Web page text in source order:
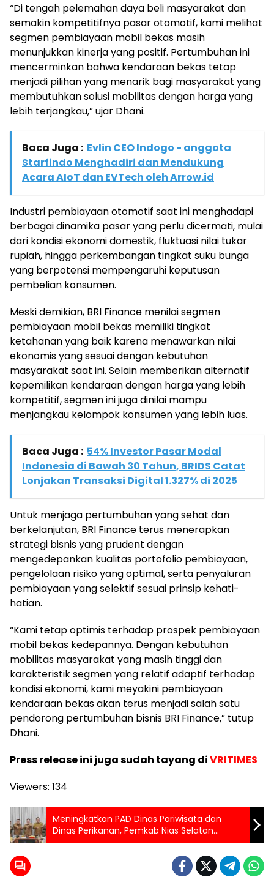
“Di tengah pelemahan daya beli masyarakat dan
semakin kompetitifnya pasar otomotif, kami melihat
segmen pembiayaan mobil bekas masih
menunjukkan kinerja yang positif. Pertumbuhan ini
mencerminkan bahwa kendaraan bekas tetap
menjadi pilihan yang menarik bagi masyarakat yang
membutuhkan solusi mobilitas dengan harga yang
lebih terjangkau,” ujar Dhani.
Baca Juga : Evlin CEO Indogo - anggota
Starfindo Menghadiri dan Mendukung
Acara AIoT dan EVTech oleh Arrow.id
Industri pembiayaan otomotif saat ini menghadapi
berbagai dinamika pasar yang perlu dicermati, mulai
dari kondisi ekonomi domestik, fluktuasi nilai tukar
rupiah, hingga perkembangan tingkat suku bunga
yang berpotensi mempengaruhi keputusan
pembelian konsumen.
Meski demikian, BRI Finance menilai segmen
pembiayaan mobil bekas memiliki tingkat
ketahanan yang baik karena menawarkan nilai
ekonomis yang sesuai dengan kebutuhan
masyarakat saat ini. Selain memberikan alternatif
kepemilikan kendaraan dengan harga yang lebih
kompetitif, segmen ini juga dinilai mampu
menjangkau kelompok konsumen yang lebih luas.
Baca Juga : 54% Investor Pasar Modal
Indonesia di Bawah 30 Tahun, BRIDS Catat
Lonjakan Transaksi Digital 1.327% di 2025
Untuk menjaga pertumbuhan yang sehat dan
berkelanjutan, BRI Finance terus menerapkan
strategi bisnis yang prudent dengan
mengedepankan kualitas portofolio pembiayaan,
pengelolaan risiko yang optimal, serta penyaluran
pembiayaan yang selektif sesuai prinsip kehati-
hatian.
“Kami tetap optimis terhadap prospek pembiayaan
mobil bekas kedepannya. Dengan kebutuhan
mobilitas masyarakat yang masih tinggi dan
karakteristik segmen yang relatif adaptif terhadap
kondisi ekonomi, kami meyakini pembiayaan
kendaraan bekas akan terus menjadi salah satu
pendorong pertumbuhan bisnis BRI Finance,” tutup
Dhani.
Press release ini juga sudah tayang diVRITIMES
Viewers: 134
Meningkatkan PAD Dinas Pariwisata dan
Dinas Perikanan, Pemkab Nias Selatan
Bersama Pemkab Mentawai Laksanakan